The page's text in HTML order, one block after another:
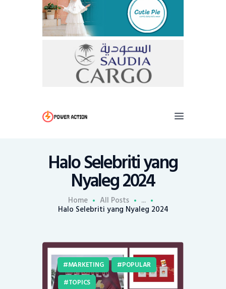
Halo Selebriti yang
Nyaleg 2024
Home All Posts ...
Halo Selebriti yang Nyaleg 2024
MARKETING
POPULAR
TOPICS